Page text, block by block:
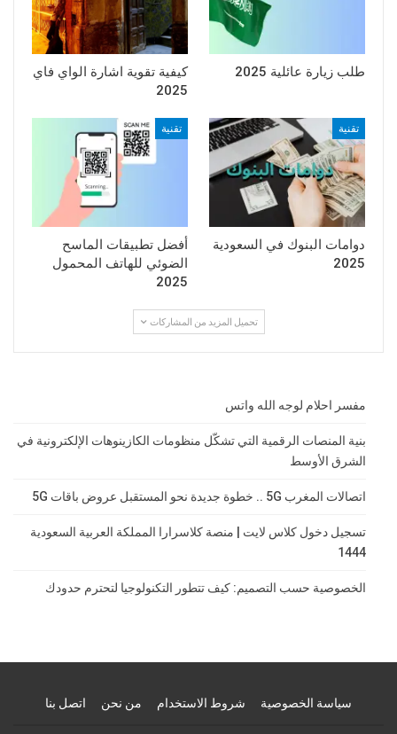
طلب زيارة عائلية 2025
كيفية تقوية اشارة الواي فاي
2025
تقنية
دوامات البنوك في السعودية
2025
تقنية
أفضل تطبيقات الماسح
الضوئي للهاتف المحمول
2025
تحميل المزيد من المشاركات
مفسر احلام لوجه الله واتس
بنية المنصات الرقمية التي تشكّل منظومات الكازينوهات الإلكترونية في
الشرق الأوسط
اتصالات المغرب 5G .. خطوة جديدة نحو المستقبل عروض باقات 5G
تسجيل دخول كلاس لايت | منصة كلاسرارا المملكة العربية السعودية
1444
الخصوصية حسب التصميم: كيف تتطور التكنولوجيا لتحترم حدودك
سياسة الخصوصية شروط الاستخدام من نحن اتصل بنا